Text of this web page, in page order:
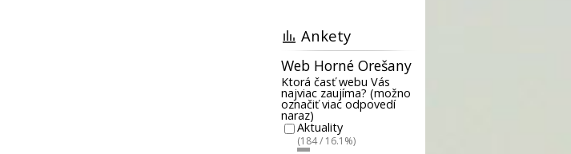
Ankety
Web Horné Orešany
Ktorá časť webu Vás
najviac zaujíma? (možno
označiť viac odpovedí
naraz)
Aktuality
(184 / 16.1%)